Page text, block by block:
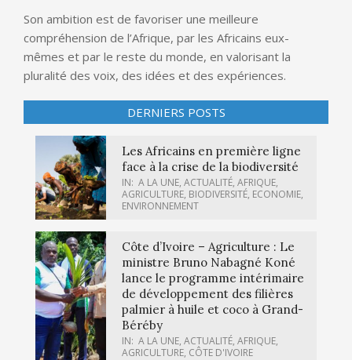
Son ambition est de favoriser une meilleure
compréhension de l’Afrique, par les Africains eux-
mêmes et par le reste du monde, en valorisant la
pluralité des voix, des idées et des expériences.
DERNIERS POSTS
Les Africains en première ligne
face à la crise de la biodiversité
IN: A LA UNE, ACTUALITÉ, AFRIQUE,
AGRICULTURE, BIODIVERSITÉ, ECONOMIE,
ENVIRONNEMENT
Côte d’Ivoire – Agriculture : Le
ministre Bruno Nabagné Koné
lance le programme intérimaire
de développement des filières
palmier à huile et coco à Grand-
Béréby
IN: A LA UNE, ACTUALITÉ, AFRIQUE,
AGRICULTURE, CÔTE D'IVOIRE